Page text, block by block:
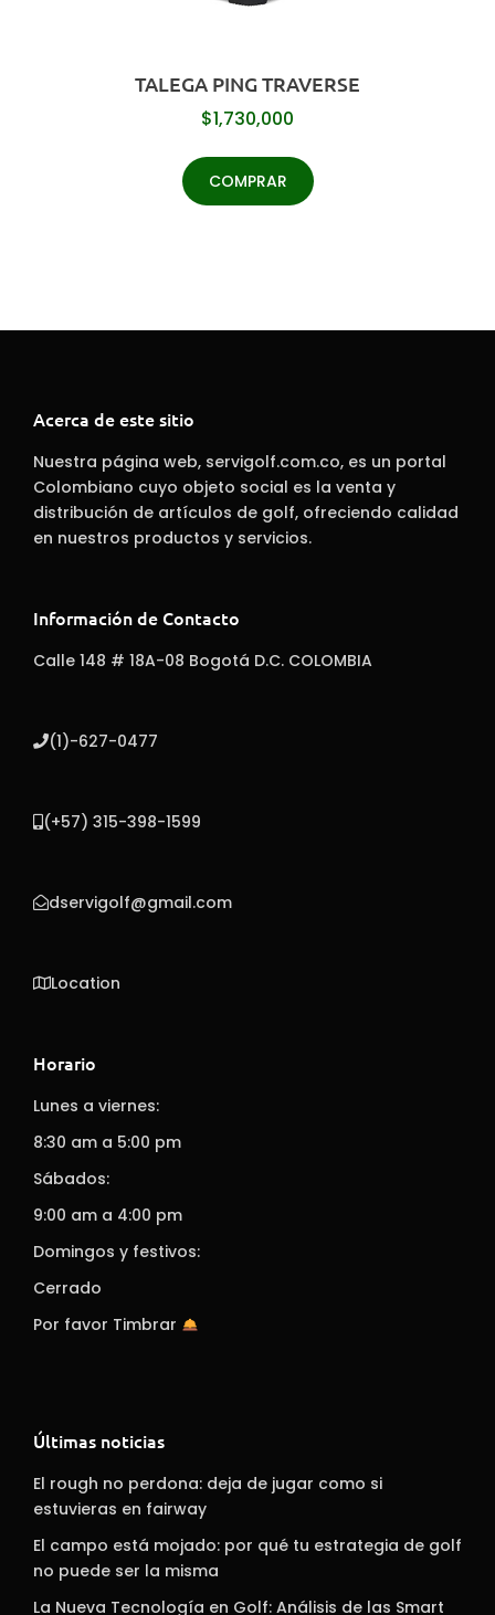
TALEGA PING TRAVERSE
$1,730,000
COMPRAR
Acerca de este sitio
Nuestra página web, servigolf.com.co, es un portal
Colombiano cuyo objeto social es la venta y
distribución de artículos de golf, ofreciendo calidad
en nuestros productos y servicios.
Información de Contacto
Calle 148 # 18A-08 Bogotá D.C. COLOMBIA
(1)-627-0477
(+57) 315-398-1599
dservigolf@gmail.com
Location
Horario
Lunes a viernes:
8:30 am a 5:00 pm
Sábados:
9:00 am a 4:00 pm
Domingos y festivos:
Cerrado
Por favor Timbrar
Últimas noticias
El rough no perdona: deja de jugar como si
estuvieras en fairway
El campo está mojado: por qué tu estrategia de golf
no puede ser la misma
La Nueva Tecnología en Golf: Análisis de las Smart